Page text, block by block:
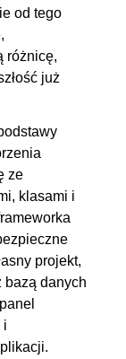
00:12:55
00:21:29
00:18:04
00:03:45
od tego
różnicę,
już
ze
klasami i
projekt,
bazą danych
i